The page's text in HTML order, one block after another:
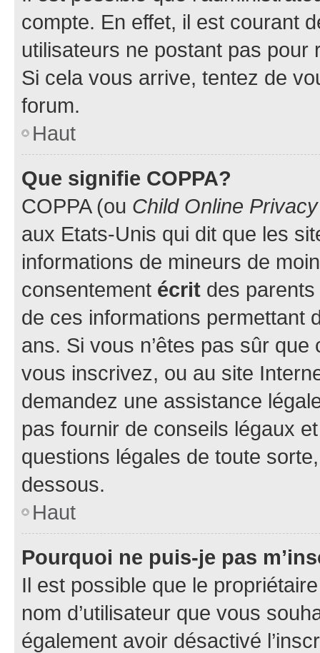
compte. En effet, il est courant
utilisateurs ne postant pas pour
Si cela vous arrive, tentez de
forum.
Haut
Que signifie COPPA?
COPPA (ou Child Online
aux Etats-Unis qui dit que les
informations de mineurs de
consentement écrit des parents
de ces informations permettant
ans. Si vous n’êtes pas sûr
vous inscrivez, ou au site
demandez une assistance
pas fournir de conseils légaux
questions légales de toute
dessous.
Haut
Pourquoi ne puis-je pas
Il est possible que le
nom d’utilisateur que vous
également avoir désactivé